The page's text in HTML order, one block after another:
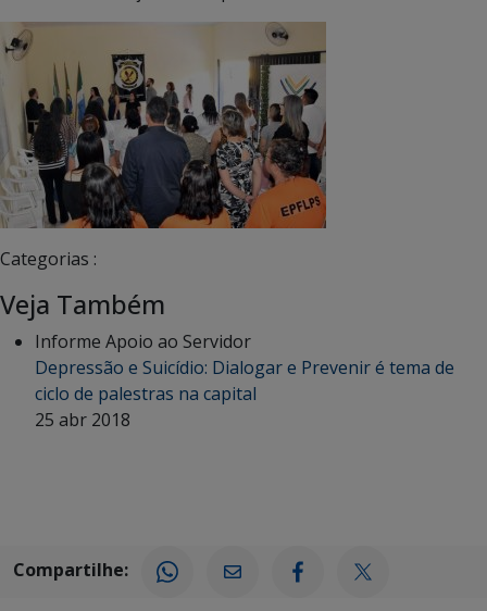
Categorias :
Veja Também
Informe Apoio ao Servidor
Depressão e Suicídio: Dialogar e Prevenir é tema de
ciclo de palestras na capital
25 abr 2018
Compartilhe: